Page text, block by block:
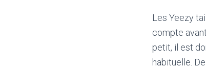
Les Yeezy
compte
petit, il est
habituelle.